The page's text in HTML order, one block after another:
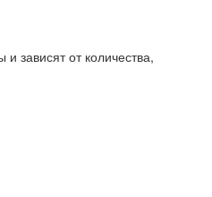
зависят от количества,